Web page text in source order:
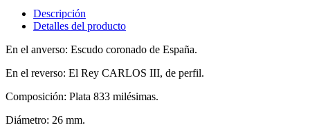
Descripción
Detalles del producto
En el anverso: Escudo coronado de España.
En el reverso: El Rey CARLOS III, de perfil.
Composición: Plata 833 milésimas.
Diámetro: 26 mm.